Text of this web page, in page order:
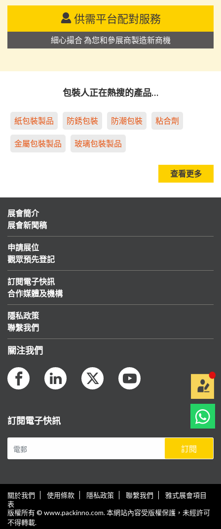
供需平台配對服務
細心撮合 為您和參展商製造新商機
包裝人正在熱搜的產品…
紙包裝製品 防銹包裝 防潮包裝 粘合劑
金屬包裝製品 玻璃包裝製品
查看更多
展會簡介
展會新聞稿
申請展位
觀眾預先登記
訂閱電子快訊
合作媒體及機構
隱私政策
聯繫我們
關注我們
訂閱電子快訊
訂閱
關於我們 使用條款 隱私政策 聯繫我們
雅式展會項目
表
版權所有 © www.packinno.com. 本網站內容受版權保護，未經許可
不得轉載.